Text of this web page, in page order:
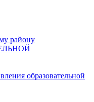
району
образовательной